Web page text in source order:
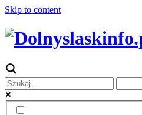
Skip to content